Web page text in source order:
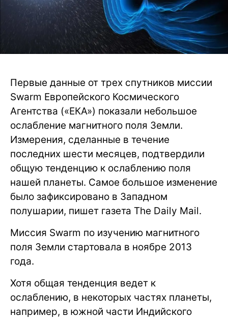
Первые данные от трех спутников миссии
Swarm Европейского Космического
Агентства («ЕКА») показали небольшое
ослабление магнитного поля Земли.
Измерения, сделанные в течение
последних шести месяцев, подтвердили
общую тенденцию к ослаблению поля
нашей планеты. Самое большое изменение
было зафиксировано в Западном
полушарии, пишет газета The Daily Mail.
Миссия Swarm по изучению магнитного
поля Земли стартовала в ноябре 2013
года.
Хотя общая тенденция ведет к
ослаблению, в некоторых частях планеты,
например, в южной части Индийского